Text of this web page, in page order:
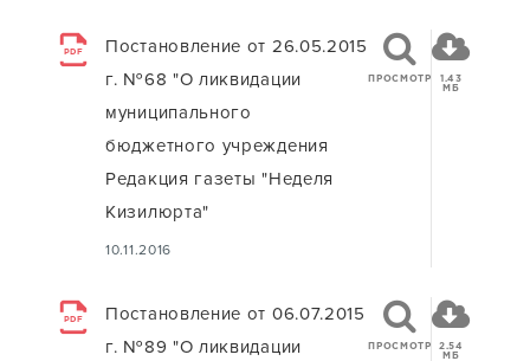
PDF
Постановление от 26.05.2015
г. №68 "О ликвидации
муниципального
бюджетного учреждения
Редакция газеты "Неделя
Кизилюрта"
10.11.2016
ПРОСМОТР
1.43
МБ
PDF
Постановление от 06.07.2015
г. №89 "О ликвидации
ПРОСМОТР
2.54
МБ